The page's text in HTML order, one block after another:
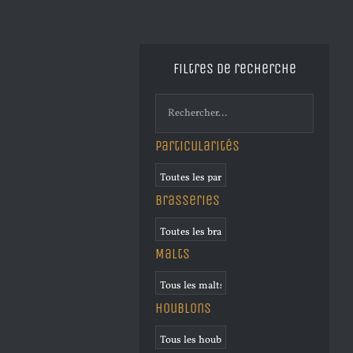
Filtres de recherche
Particularités
Brasseries
Malts
Houblons